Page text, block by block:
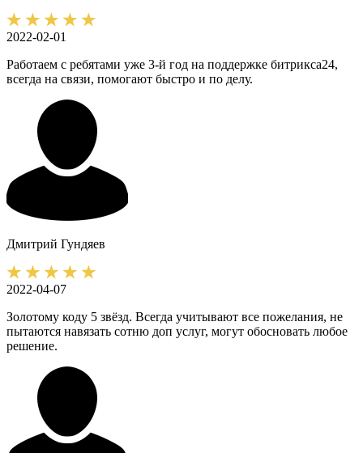
2022-02-01
Работаем с ребятами уже 3-й год на поддержке битрикса24,
всегда на связи, помогают быстро и по делу.
Дмитрий Гундяев
2022-04-07
Золотому коду 5 звёзд. Всегда учитывают все пожелания, не
пытаются навязать сотню доп услуг, могут обосновать любое
решение.